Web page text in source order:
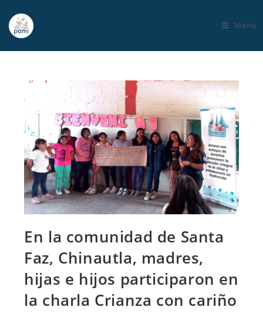
Menú
En la comunidad de Santa
Faz, Chinautla, madres,
hijas e hijos participaron en
la charla Crianza con cariño